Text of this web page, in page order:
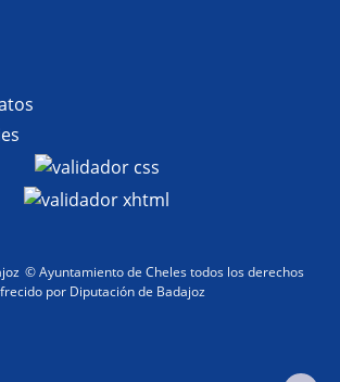
© Ayuntamiento de Cheles todos los derechos
por Diputación de Badajoz